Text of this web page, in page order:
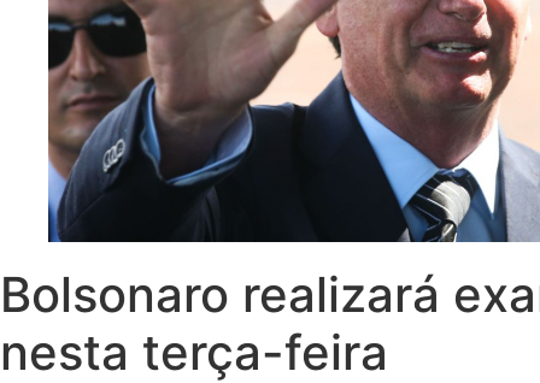
Bolsonaro realizará
nesta terça-feira